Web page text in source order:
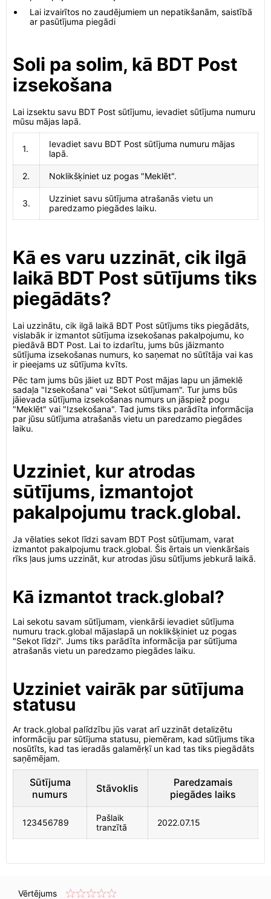
Lai izvairītos no zaudējumiem un nepatikšanām, saistībā
ar pasūtījuma piegādi
Soli pa solim, kā BDT Post
izsekošana
Lai izsektu savu BDT Post sūtījumu, ievadiet sūtījuma numuru
mūsu mājas lapā.
1.
Ievadiet savu BDT Post sūtījuma numuru mājas
lapā.
2. Noklikšķiniet uz pogas "Meklēt".
3.
Uzziniet savu sūtījuma atrašanās vietu un
paredzamo piegādes laiku.
Kā es varu uzzināt, cik ilgā
laikā BDT Post sūtījums tiks
piegādāts?
Lai uzzinātu, cik ilgā laikā BDT Post sūtījums tiks piegādāts,
vislabāk ir izmantot sūtījuma izsekošanas pakalpojumu, ko
piedāvā BDT Post. Lai to izdarītu, jums būs jāizmanto
sūtījuma izsekošanas numurs, ko saņemat no sūtītāja vai kas
ir pieejams uz sūtījuma kvīts.
Pēc tam jums būs jāiet uz BDT Post mājas lapu un jāmeklē
sadaļa "Izsekošana" vai "Sekot sūtījumam". Tur jums būs
jāievada sūtījuma izsekošanas numurs un jāspiež pogu
"Meklēt" vai "Izsekošana". Tad jums tiks parādīta informācija
par jūsu sūtījuma atrašanās vietu un paredzamo piegādes
laiku.
Uzziniet, kur atrodas
sūtījums, izmantojot
pakalpojumu track.global.
Ja vēlaties sekot līdzi savam BDT Post sūtījumam, varat
izmantot pakalpojumu track.global. Šis ērtais un vienkāršais
rīks ļaus jums uzzināt, kur atrodas jūsu sūtījums jebkurā laikā.
Kā izmantot track.global?
Lai sekotu savam sūtījumam, vienkārši ievadiet sūtījuma
numuru track.global mājaslapā un noklikšķiniet uz pogas
"Sekot līdzi". Jums tiks parādīta informācija par sūtījuma
atrašanās vietu un paredzamo piegādes laiku.
Uzziniet vairāk par sūtījuma
statusu
Ar track.global palīdzību jūs varat arī uzzināt detalizētu
informāciju par sūtījuma statusu, piemēram, kad sūtījums tika
nosūtīts, kad tas ieradās galamērķī un kad tas tiks piegādāts
saņēmējam.
Sūtījuma
numurs
Stāvoklis
Paredzamais
piegādes laiks
123456789
Pašlaik
tranzītā
2022.07.15
Vērtējums